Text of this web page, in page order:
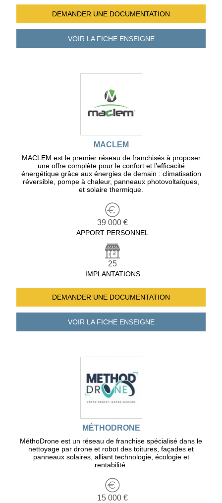
DEMANDER UNE DOCUMENTATION
VOIR LA FICHEENSEIGNE
MACLEM
MACLEM est le premier réseau de franchisés à proposer
une offre complète pour le confort et l’efficacité
énergétique grâce aux énergies de demain : climatisation
réversible, pompe à chaleur, panneaux photovoltaïques,
et solaire thermique.
39 000 €
APPORT PERSONNEL
25
IMPLANTATIONS
DEMANDER UNE DOCUMENTATION
VOIR LA FICHEENSEIGNE
MÉTHODRONE
MéthoDrone est un réseau de franchise spécialisé dans le
nettoyage par drone et robot des toitures, façades et
panneaux solaires, alliant technologie, écologie et
rentabilité.
15 000 €